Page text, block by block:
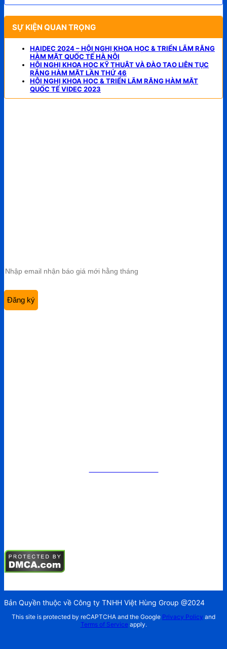
SỰ KIỆN QUAN TRỌNG
HAIDEC 2024 – HỘI NGHỊ KHOA HỌC & TRIỂN LÃM RĂNG
HÀM MẶT QUỐC TẾ HÀ NỘI
HỘI NGHỊ KHOA HỌC KỸ THUẬT VÀ ĐÀO TẠO LIÊN TỤC
RĂNG HÀM MẶT LẦN THỨ 46
HỘI NGHỊ KHOA HỌC & TRIỂN LÃM RĂNG HÀM MẶT
QUỐC TẾ VIDEC 2023
Bản Quyền thuộc về Công ty TNHH Việt Hùng Group @2024
This site is protected by reCAPTCHA and the Google Privacy Policy and
Terms of Serviceapply.